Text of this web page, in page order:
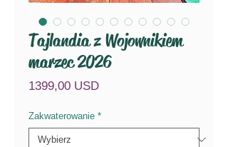
Tajlandia z Wojownikiem
marzec 2026
1399,00 USDCena
Zakwaterowanie *